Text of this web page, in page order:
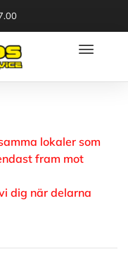
lokaler som
fram mot
dig när delarna